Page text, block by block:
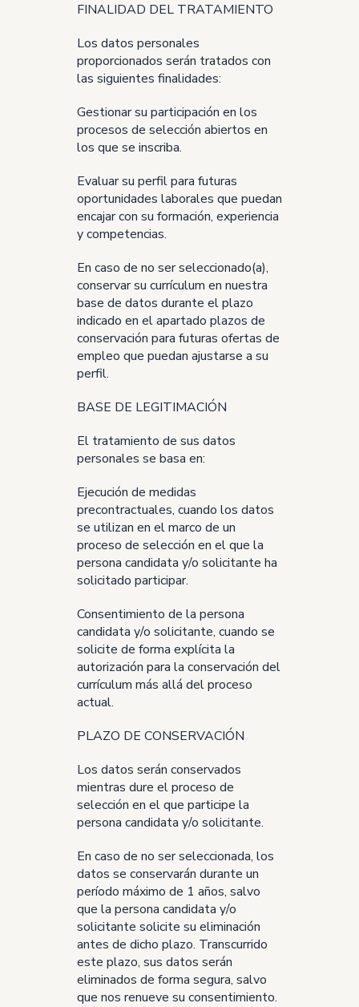
FINALIDAD DEL TRATAMIENTO
Los datos personales
proporcionados serán tratados con
las siguientes finalidades:
Gestionar su participación en los
procesos de selección abiertos en
los que se inscriba.
Evaluar su perfil para futuras
oportunidades laborales que puedan
encajar con su formación, experiencia
y competencias.
En caso de no ser seleccionado(a),
conservar su currículum en nuestra
base de datos durante el plazo
indicado en el apartado plazos de
conservación para futuras ofertas de
empleo que puedan ajustarse a su
perfil.
BASE DE LEGITIMACIÓN
El tratamiento de sus datos
personales se basa en:
Ejecución de medidas
precontractuales, cuando los datos
se utilizan en el marco de un
proceso de selección en el que la
persona candidata y/o solicitante ha
solicitado participar.
Consentimiento de la persona
candidata y/o solicitante, cuando se
solicite de forma explícita la
autorización para la conservación del
currículum más allá del proceso
actual.
PLAZO DE CONSERVACIÓN
Los datos serán conservados
mientras dure el proceso de
selección en el que participe la
persona candidata y/o solicitante.
En caso de no ser seleccionada, los
datos se conservarán durante un
período máximo de 1 años, salvo
que la persona candidata y/o
solicitante solicite su eliminación
antes de dicho plazo. Transcurrido
este plazo, sus datos serán
eliminados de forma segura, salvo
que nos renueve su consentimiento.